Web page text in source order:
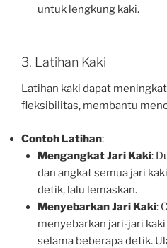
untuk lengkung kaki.
3. Latihan Kaki
Latihan kaki dapat
fleksibilitas, membantu
Contoh Latihan:
Mengangkat Jari Kaki:
dan angkat semua jari
detik, lalu lemaskan.
Menyebarkan Jari Kaki:
menyebarkan jari-jari
selama beberapa detik.